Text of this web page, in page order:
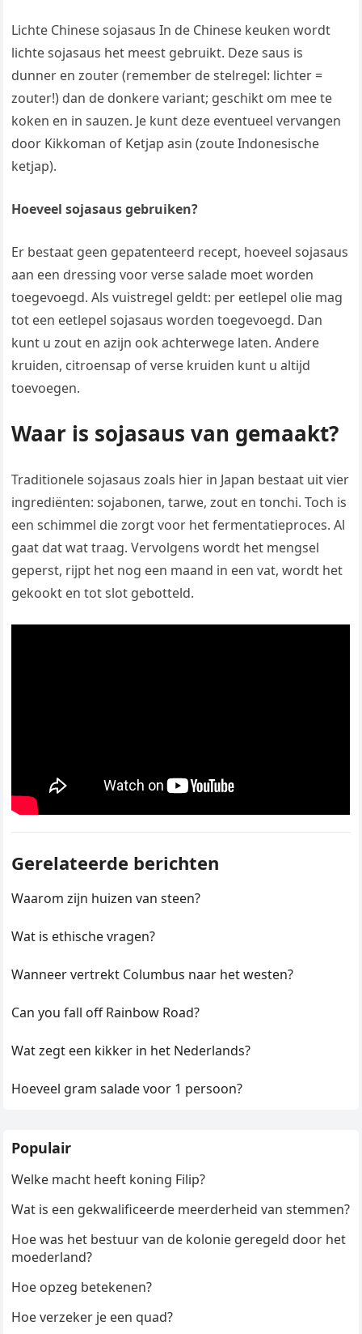
Lichte Chinese sojasaus In de Chinese keuken wordt
lichte sojasaus het meest gebruikt. Deze saus is
dunner en zouter (remember de stelregel: lichter =
zouter!) dan de donkere variant; geschikt om mee te
koken en in sauzen. Je kunt deze eventueel vervangen
door Kikkoman of Ketjap asin (zoute Indonesische
ketjap).
Hoeveel sojasaus gebruiken?
Er bestaat geen gepatenteerd recept, hoeveel sojasaus
aan een dressing voor verse salade moet worden
toegevoegd. Als vuistregel geldt: per eetlepel olie mag
tot een eetlepel sojasaus worden toegevoegd. Dan
kunt u zout en azijn ook achterwege laten. Andere
kruiden, citroensap of verse kruiden kunt u altijd
toevoegen.
Waar is sojasaus van gemaakt?
Traditionele sojasaus zoals hier in Japan bestaat uit vier
ingrediënten: sojabonen, tarwe, zout en tonchi. Toch is
een schimmel die zorgt voor het fermentatieproces. Al
gaat dat wat traag. Vervolgens wordt het mengsel
geperst, rijpt het nog een maand in een vat, wordt het
gekookt en tot slot gebotteld.
Gerelateerde berichten
Waarom zijn huizen van steen?
Wat is ethische vragen?
Wanneer vertrekt Columbus naar het westen?
Can you fall off Rainbow Road?
Wat zegt een kikker in het Nederlands?
Hoeveel gram salade voor 1 persoon?
Populair
Welke macht heeft koning Filip?
Wat is een gekwalificeerde meerderheid van stemmen?
Hoe was het bestuur van de kolonie geregeld door het
moederland?
Hoe opzeg betekenen?
Hoe verzeker je een quad?